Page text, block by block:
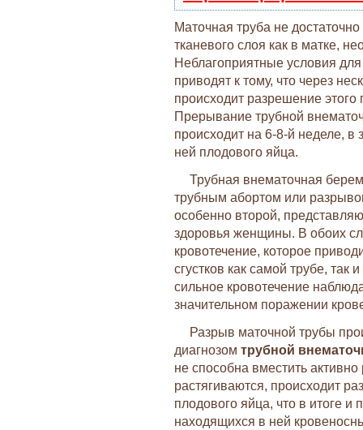
Маточная труба не
тканевого слоя как в матке,
Неблагоприятные условия
приводят к тому, что через
происходит разрешение этого
Прерывание трубной
происходит на 6-8-й неделе, в
ней плодового яйца.
Трубная внематочная
трубным абортом или
особенно второй,
здоровья женщины. В обоих
кровотечение, которое
сгустков как самой трубе,
сильное кровотечение
значительном поражении
Разрыв маточной трубы
диагнозом трубной
не способна вместить
растягиваются, происходит
плодового яйца, что в итоге
находящихся в ней